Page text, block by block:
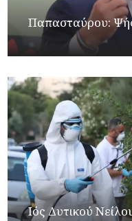
Παπασταύρου:
Ιός Δυτικού